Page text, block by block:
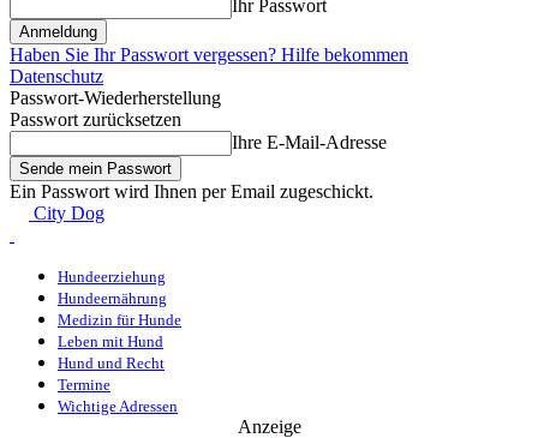
Ihr Passwort
Haben Sie Ihr Passwort vergessen? Hilfe bekommen
Datenschutz
Passwort-Wiederherstellung
Passwort zurücksetzen
Ihre E-Mail-Adresse
Ein Passwort wird Ihnen per Email zugeschickt.
City Dog
Hundeerziehung
Hundeernährung
Medizin für Hunde
Leben mit Hund
Hund und Recht
Termine
Wichtige Adressen
Anzeige